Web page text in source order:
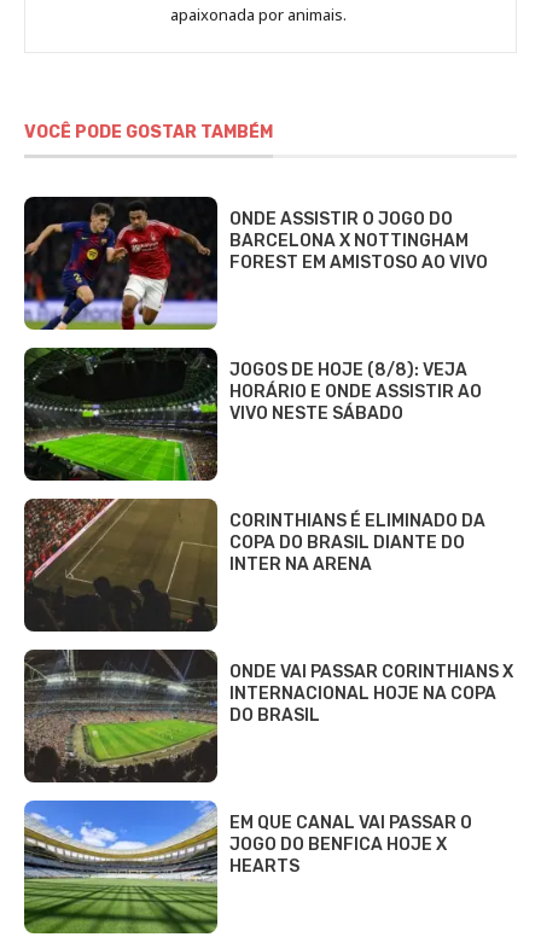
Fabbri
apaixonada por animais.
VOCÊ PODE GOSTAR TAMBÉM
ONDE ASSISTIR O JOGO DO
BARCELONA X NOTTINGHAM
FOREST EM AMISTOSO AO VIVO
JOGOS DE HOJE (8/8): VEJA
HORÁRIO E ONDE ASSISTIR AO
VIVO NESTE SÁBADO
CORINTHIANS É ELIMINADO DA
COPA DO BRASIL DIANTE DO
INTER NA ARENA
ONDE VAI PASSAR CORINTHIANS X
INTERNACIONAL HOJE NA COPA
DO BRASIL
EM QUE CANAL VAI PASSAR O
JOGO DO BENFICA HOJE X
HEARTS